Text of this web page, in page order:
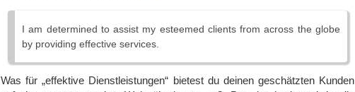
I am determined to assist my esteemed clients from across the globe
by providing effective services.
Was für „effektive Dienstleistungen“ bietest du deinen geschätzten Kunden